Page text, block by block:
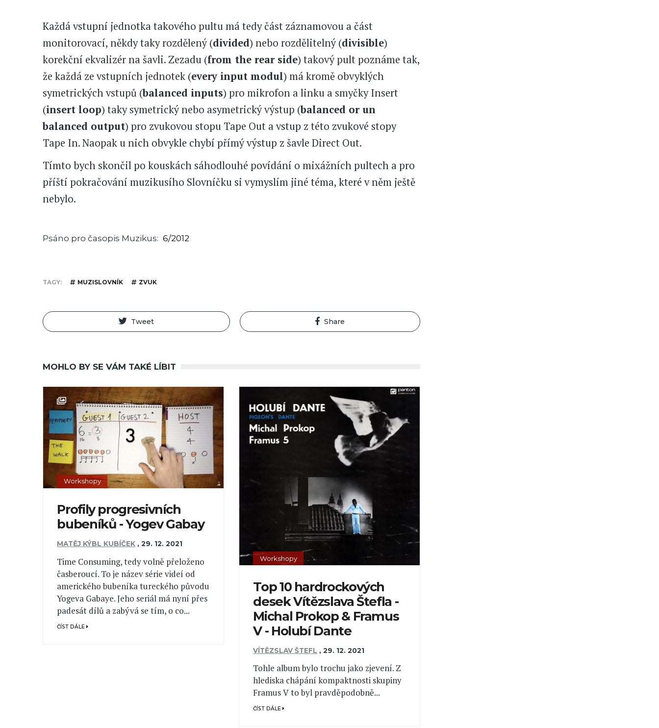
Každá vstupní jednotka takového pultu má tedy část záznamovou a část
monitorovací, někdy taky rozdělený (divided) nebo rozdělitelný (divisible)
korekční ekvalizér na šavli. Zezadu (from the rear side) takový pult poznáme tak,
že každá ze vstupních jednotek (every input modul) má kromě obvyklých
symetrických vstupů (balanced inputs) pro mikrofon a linku a smyčky Insert
(insert loop) taky symetrický nebo asymetrický výstup (balanced or un
balanced output) pro zvukovou stopu Tape Out a vstup z této zvukové stopy
Tape In. Naopak u nich obvykle chybí přímý výstup z šavle Direct Out.
Tímto bych skončil po kouskách sáhodlouhé povídání o mixážních pultech a pro
příští pokračování muzikusího Slovníčku si vymyslím jiné téma, které v něm ještě
nebylo.
Psáno pro časopis Muzikus 6/2012
TAGY MUZISLOVNÍK ZVUK
Tweet Share
MOHLO BY SE VÁM TAKÉ LÍBIT
Workshopy
Profily progresivních
bubeníků - Yogev Gabay
MATĚJ KÝBL KUBÍČEK ,29. 12. 2021
Time Consuming, tedy volně přeloženo
časberoucí. To je název série videí od
amerického bubeníka tureckého původu
Yogeva Gabaye. Jeho seriál má nyní přes
padesát dílů a zabývá se tím, o co...
ČÍST DÁLE
Workshopy
Top 10 hardrockových
desek Vítězslava Štefla -
Michal Prokop & Framus
V - Holubí Dante
VÍTĚZSLAV ŠTEFL ,29. 12. 2021
Tohle album bylo trochu jako zjevení. Z
hlediska chápání kompaktnosti skupiny
Framus V to byl pravděpodobně...
ČÍST DÁLE